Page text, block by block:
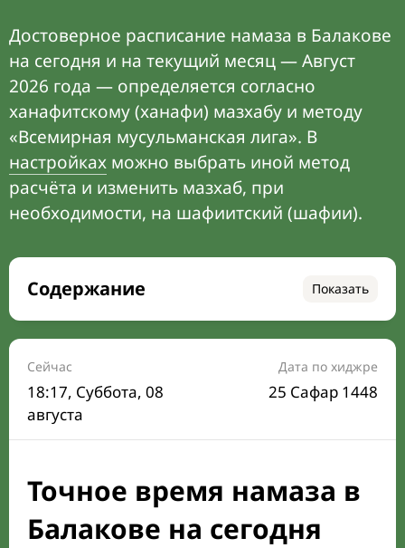
Достоверное расписание намаза в Балакове
на сегодня и на текущий месяц — Август
2026 года — определяется согласно
ханафитскому (ханафи) мазхабу и методу
«Всемирная мусульманская лига». В
настройках можно выбрать иной метод
расчёта и изменить мазхаб, при
необходимости, на шафиитский (шафии).
Содержание Показать
Время намаза на сегодня
Расписание на месяц
Время Сухура и Ифтара на сегодня
Календарь рамадана
Мечети и молельные комнаты
Направление киблы
Сейчас
18:17, Суббота, 08
августа
Дата по хиджре
25 Сафар 1448
Точное время намаза в
Балакове на сегодня